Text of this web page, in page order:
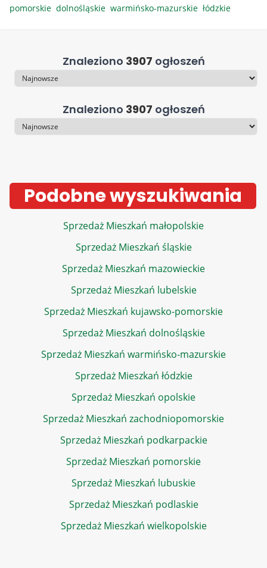
pomorskie dolnośląskie warmińsko-mazurskie łódzkie
Znaleziono 3907 ogłoszeń
Sortowanie
Znaleziono 3907 ogłoszeń
Sortowanie
Podobne wyszukiwania
Sprzedaż Mieszkań małopolskie
Sprzedaż Mieszkań śląskie
Sprzedaż Mieszkań mazowieckie
Sprzedaż Mieszkań lubelskie
Sprzedaż Mieszkań kujawsko-pomorskie
Sprzedaż Mieszkań dolnośląskie
Sprzedaż Mieszkań warmińsko-mazurskie
Sprzedaż Mieszkań łódzkie
Sprzedaż Mieszkań opolskie
Sprzedaż Mieszkań zachodniopomorskie
Sprzedaż Mieszkań podkarpackie
Sprzedaż Mieszkań pomorskie
Sprzedaż Mieszkań lubuskie
Sprzedaż Mieszkań podlaskie
Sprzedaż Mieszkań wielkopolskie